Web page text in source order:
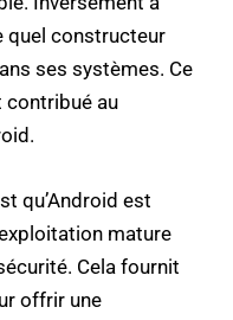
quel constructeur
ses systèmes. Ce
contribué au
qu’Android est
mature
Cela fournit
offrir une